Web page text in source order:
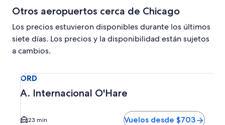
Otros aeropuertos cerca de Chicago
Los precios estuvieron disponibles durante los últimos
siete días. Los precios y la disponibilidad están sujetos
a cambios.
ORD
A. Internacional O'Hare
23 min Vuelos desde $703